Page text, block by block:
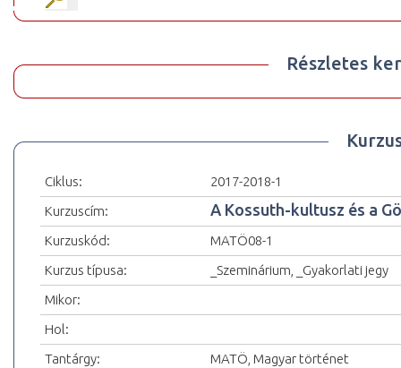
Részletes
Ciklus:
2017-2018-1
Kurzuscím:
A Kossuth-kultusz és a
Kurzuskód:
MATÖ08-1
Kurzus típusa:
_Szeminárium, _Gyakorlati jegy
Mikor:
Hol:
Tantárgy:
MATÖ, Magyar történet